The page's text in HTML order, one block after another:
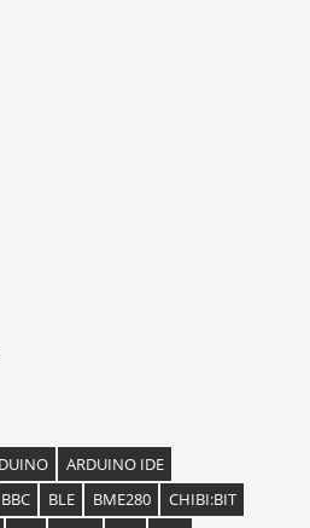
ARDUINO IDE
BBC BLE BME280
CHIBI:BIT